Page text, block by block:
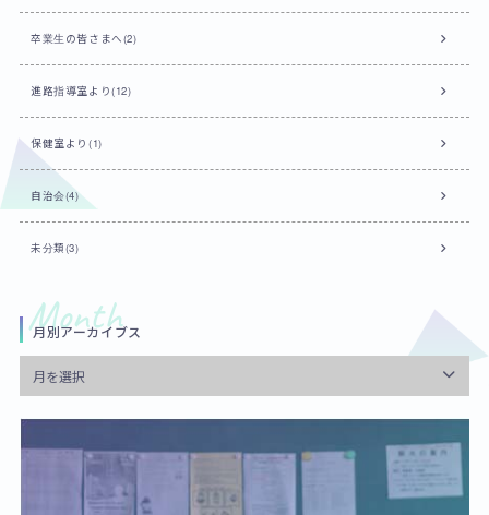
卒業生の皆さまへ(2)
進路指導室より(12)
保健室より(1)
自治会(4)
未分類(3)
月別アーカイブス